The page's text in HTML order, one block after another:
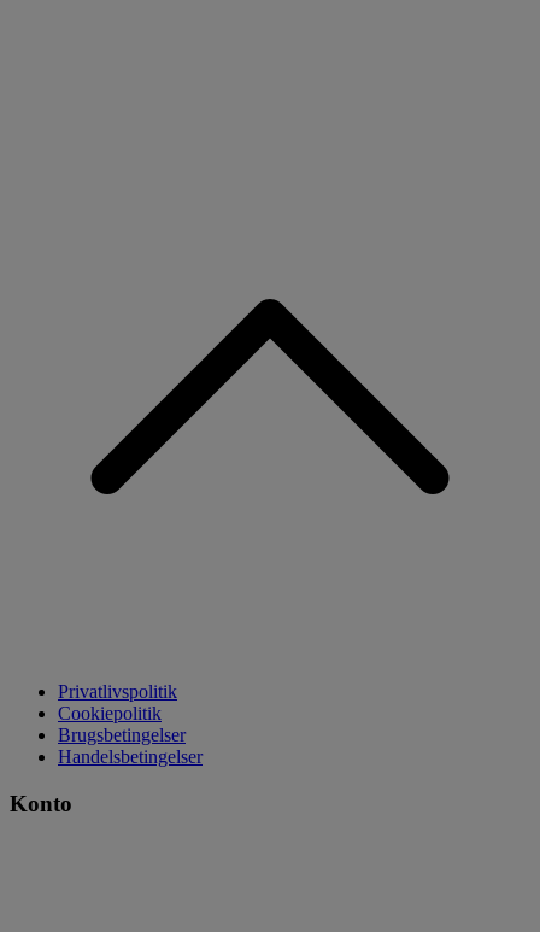
Privatlivspolitik
Cookiepolitik
Brugsbetingelser
Handelsbetingelser
Konto